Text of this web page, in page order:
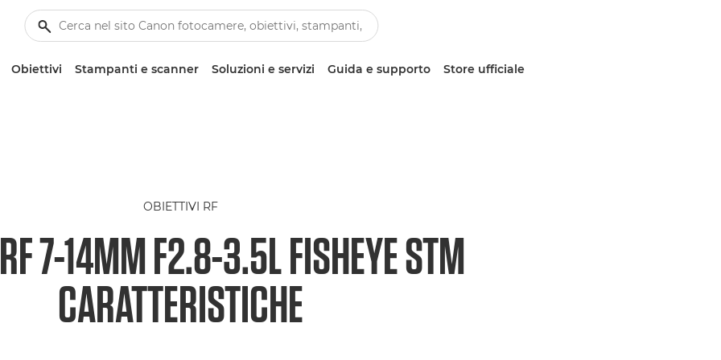
Obiettivi Stampanti e scanner Soluzioni e servizi Guida e supporto Store ufficiale
OBIETTIVI RF
7-14MM F2.8-3.5L FISHEYE STM
CARATTERISTICHE